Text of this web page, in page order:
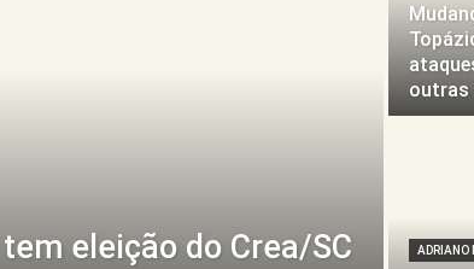
eleição do Crea/SC
outras
ADRIANO